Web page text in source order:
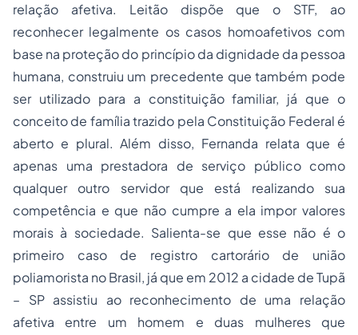
relação afetiva. Leitão dispõe que o STF, ao
reconhecer legalmente os casos homoafetivos com
base na proteção do princípio da dignidade da pessoa
humana, construiu um precedente que também pode
ser utilizado para a constituição familiar, já que o
conceito de família trazido pela Constituição Federal é
aberto e plural. Além disso, Fernanda relata que é
apenas uma prestadora de serviço público como
qualquer outro servidor que está realizando sua
competência e que não cumpre a ela impor valores
morais à sociedade. Salienta-se que esse não é o
primeiro caso de registro cartorário de união
poliamorista no Brasil, já que em 2012 a cidade de Tupã
– SP assistiu ao reconhecimento de uma relação
afetiva entre um homem e duas mulheres que